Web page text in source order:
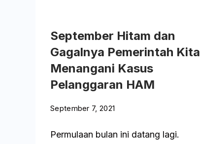
September Hitam dan
Gagalnya Pemerintah Kita
Menangani Kasus
Pelanggaran HAM
September 7, 2021
Permulaan bulan ini datang lagi.